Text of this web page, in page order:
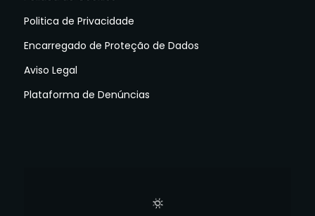
Politica de Privacidade
Encarregado de Proteção de Dados
Aviso Legal
Plataforma de Denúncias